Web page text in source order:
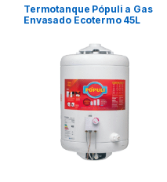
Termotanque Pópuli a Gas
Envasado Ecotermo 45L